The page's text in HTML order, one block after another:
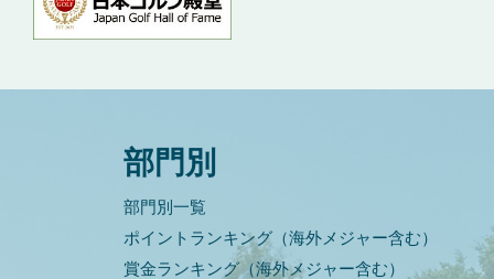
部門別
部門別一覧
ポイントランキング（海外メジャー含む）
賞金ランキング（海外メジャー含む）